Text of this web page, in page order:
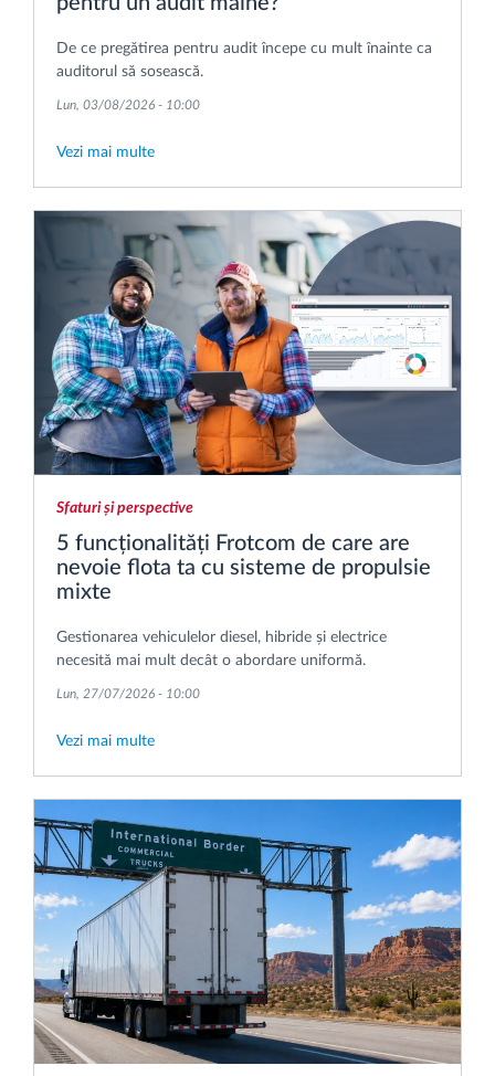
De ce pregătirea pentru audit începe cu mult înainte ca
auditorul să sosească.
Lun, 03/08/2026 - 10:00
Vezi mai multe
Sfaturi și perspective
5 funcționalități Frotcom de care are
nevoie flota ta cu sisteme de propulsie
mixte
Gestionarea vehiculelor diesel, hibride și electrice
necesită mai mult decât o abordare uniformă.
Lun, 27/07/2026 - 10:00
Vezi mai multe